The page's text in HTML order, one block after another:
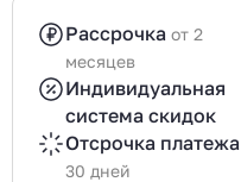
Рассрочка от 2
месяцев
Индивидуальная
система скидок
Отсрочка платежа
30 дней